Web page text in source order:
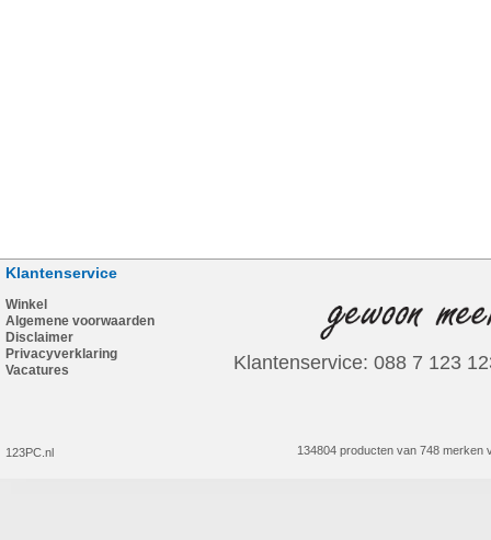
Klantenservice
Winkel
Algemene voorwaarden
Disclaimer
Privacyverklaring
Vacatures
123PC.nl
Klantenservice: 088 7 123
134804 producten van 748 merken